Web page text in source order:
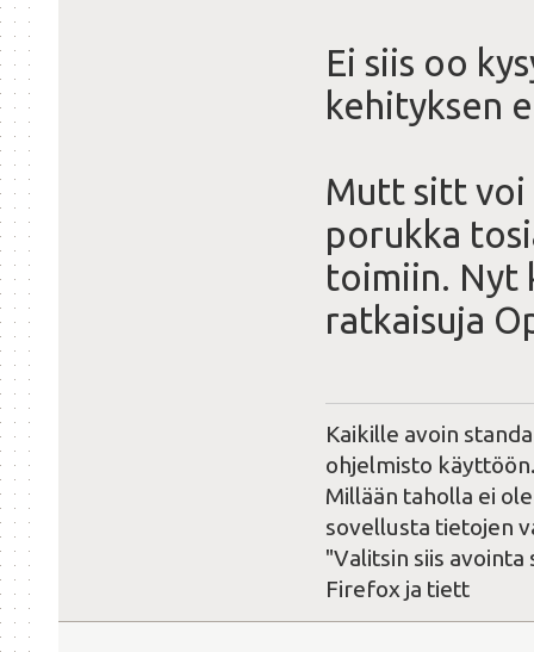
Ei siis oo
kehityksen
Mutt sitt voi
porukka
toimiin. Nyt
ratkaisuja
Kaikille avoin
ohjelmisto
Millään taholla ei
sovellusta tietojen
"Valitsin siis
Firefox ja tiett